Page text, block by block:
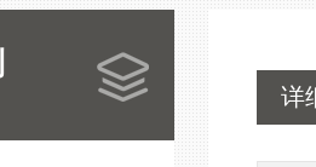
详